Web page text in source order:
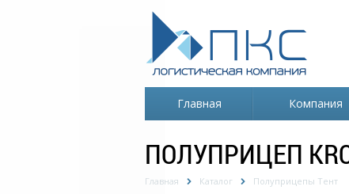
Главная Компания
ПОЛУПРИЦЕП
Главная Каталог Полуприцепы Тент